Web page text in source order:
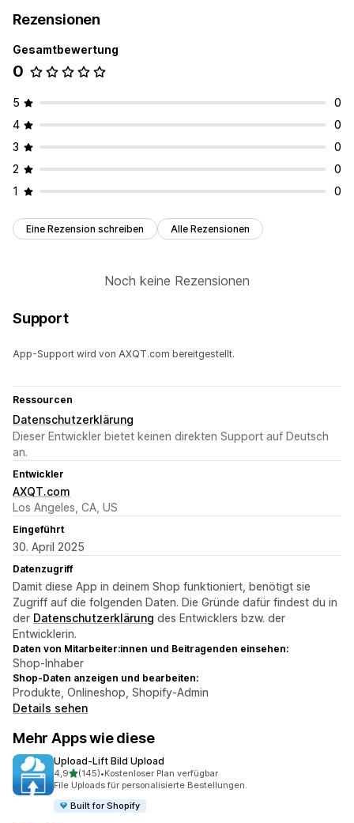
Rezensionen
Gesamtbewertung
0
5
0
4
0
3
0
2
0
1
0
Eine Rezension schreiben Alle Rezensionen
Noch keine Rezensionen
Support
App-Support wird von AXQT.com bereitgestellt.
Ressourcen
Datenschutzerklärung
Dieser Entwickler bietet keinen direkten Support auf Deutsch
an.
Entwickler
AXQT.com
Los Angeles, CA, US
Eingeführt
30. April 2025
Datenzugriff
Damit diese App in deinem Shop funktioniert, benötigt sie
Zugriff auf die folgenden Daten. Die Gründe dafür findest du in
der Datenschutzerklärung des Entwicklers bzw. der
Entwicklerin.
Daten von Mitarbeiter:innen und Beitragenden einsehen:
Shop-Inhaber
Shop-Daten anzeigen und bearbeiten:
Produkte, Onlineshop, Shopify-Admin
Details sehen
Mehr Apps wie diese
Upload‑Lift Bild Upload
4,9von 5 Sternen
(145)
145 Rezensionen insgesamt
•Kostenloser Plan verfügbar
File Uploads für personalisierte Bestellungen.
Built for Shopify